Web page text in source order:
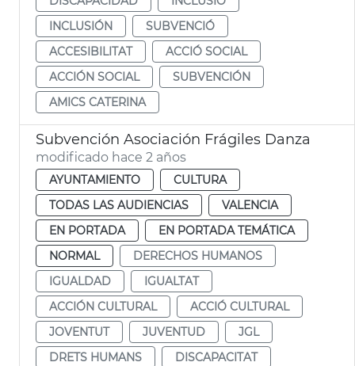
INCLUSIÓN
SUBVENCIÓ
ACCESIBILITAT
ACCIÓ SOCIAL
ACCIÓN SOCIAL
SUBVENCIÓN
AMICS CATERINA
Subvención Asociación Frágiles Danza
modificado hace 2 años
AYUNTAMIENTO
CULTURA
TODAS LAS AUDIENCIAS
VALENCIA
EN PORTADA
EN PORTADA TEMÁTICA
NORMAL
DERECHOS HUMANOS
IGUALDAD
IGUALTAT
ACCIÓN CULTURAL
ACCIÓ CULTURAL
JOVENTUT
JUVENTUD
JGL
DRETS HUMANS
DISCAPACITAT